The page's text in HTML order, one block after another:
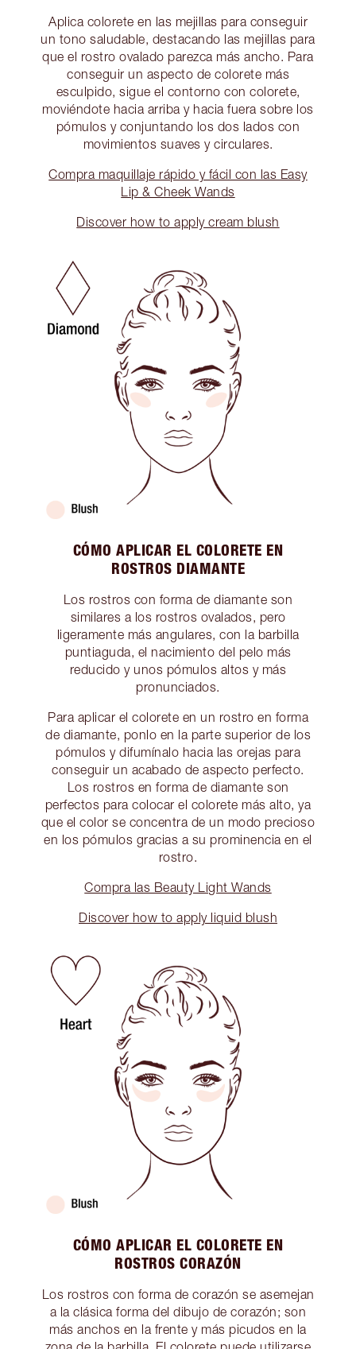
Aplica colorete en las mejillas para conseguir
un tono saludable, destacando las mejillas para
que el rostro ovalado parezca más ancho. Para
conseguir un aspecto de colorete más
esculpido, sigue el contorno con colorete,
moviéndote hacia arriba y hacia fuera sobre los
pómulos y conjuntando los dos lados con
movimientos suaves y circulares.
Compra maquillaje rápido y fácil con las Easy
Lip & Cheek Wands
Discover how to apply cream blush
CÓMO APLICAR EL COLORETE EN
ROSTROS DIAMANTE
Los rostros con forma de diamante son
similares a los rostros ovalados, pero
ligeramente más angulares, con la barbilla
puntiaguda, el nacimiento del pelo más
reducido y unos pómulos altos y más
pronunciados.
Para aplicar el colorete en un rostro en forma
de diamante, ponlo en la parte superior de los
pómulos y difumínalo hacia las orejas para
conseguir un acabado de aspecto perfecto.
Los rostros en forma de diamante son
perfectos para colocar el colorete más alto, ya
que el color se concentra de un modo precioso
en los pómulos gracias a su prominencia en el
rostro.
Compra las Beauty Light Wands
Discover how to apply liquid blush
CÓMO APLICAR EL COLORETE EN
ROSTROS CORAZÓN
Los rostros con forma de corazón se asemejan
a la clásica forma del dibujo de corazón; son
más anchos en la frente y más picudos en la